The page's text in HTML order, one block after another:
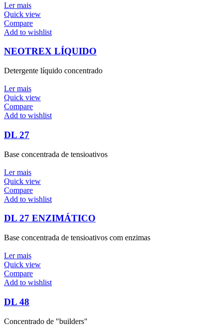
Ler mais
Quick view
Compare
Add to wishlist
NEOTREX LÍQUIDO
Detergente líquido concentrado
Ler mais
Quick view
Compare
Add to wishlist
DL 27
Base concentrada de tensioativos
Ler mais
Quick view
Compare
Add to wishlist
DL 27 ENZIMÁTICO
Base concentrada de tensioativos com enzimas
Ler mais
Quick view
Compare
Add to wishlist
DL 48
Concentrado de "builders"